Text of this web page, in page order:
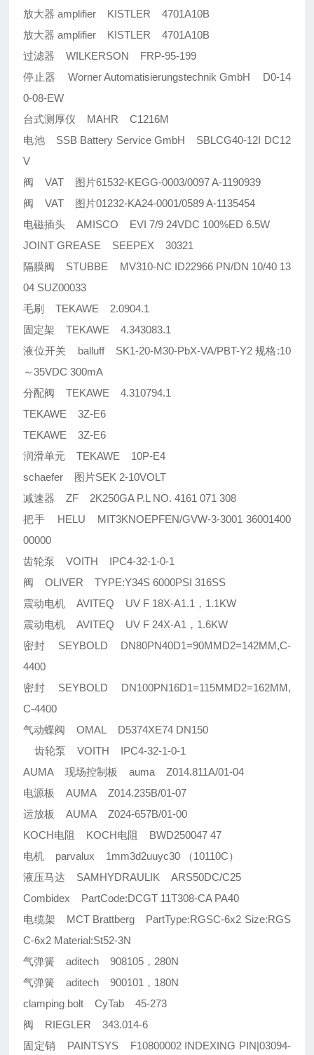
放大器 amplifier KISTLER 4701A10B
放大器 amplifier KISTLER 4701A10B
过滤器 WILKERSON FRP-95-199
停止器 Worner Automatisierungstechnik GmbH D0-14
0-08-EW
台式测厚仪 MAHR C1216M
电池 SSB Battery Service GmbH SBLCG40-12I DC12
V
阀 VAT 图片61532-KEGG-0003/0097 A-1190939
阀 VAT 图片01232-KA24-0001/0589 A-1135454
电磁插头 AMISCO EVI 7/9 24VDC 100%ED 6.5W
JOINT GREASE SEEPEX 30321
隔膜阀 STUBBE MV310-NC ID22966 PN/DN 10/40 13
04 SUZ00033
毛刷 TEKAWE 2.0904.1
固定架 TEKAWE 4.343083.1
液位开关 balluff SK1-20-M30-PbX-VA/PBT-Y2 规格:10
～35VDC 300mA
分配阀 TEKAWE 4.310794.1
TEKAWE 3Z-E6
TEKAWE 3Z-E6
润滑单元 TEKAWE 10P-E4
schaefer 图片SEK 2-10VOLT
减速器 ZF 2K250GA P.L NO. 4161 071 308
把手 HELU MIT3KNOEPFEN/GVW-3-3001 36001400
00000
齿轮泵 VOITH IPC4-32-1-0-1
阀 OLIVER TYPE:Y34S 6000PSI 316SS
震动电机 AVITEQ UV F 18X-A1.1，1.1KW
震动电机 AVITEQ UV F 24X-A1，1.6KW
密封 SEYBOLD DN80PN40D1=90MMD2=142MM,C-
4400
密封 SEYBOLD DN100PN16D1=115MMD2=162MM,
C-4400
气动蝶阀 OMAL D5374XE74 DN150
齿轮泵 VOITH IPC4-32-1-0-1
AUMA 现场控制板 auma Z014.811A/01-04
电源板 AUMA Z014.235B/01-07
运放板 AUMA Z024-657B/01-00
KOCH电阻 KOCH电阻 BWD250047 47
电机 parvalux 1mm3d2uuyc30 （10110C）
液压马达 SAMHYDRAULIK ARS50DC/C25
Combidex PartCode:DCGT 11T308-CA PA40
电缆架 MCT Brattberg PartType:RGSC-6x2 Size:RGS
C-6x2 Material:St52-3N
气弹簧 aditech 908105，280N
气弹簧 aditech 900101，180N
clamping bolt CyTab 45-273
阀 RIEGLER 343.014-6
固定销 PAINTSYS F10800002 INDEXING PIN|03094-